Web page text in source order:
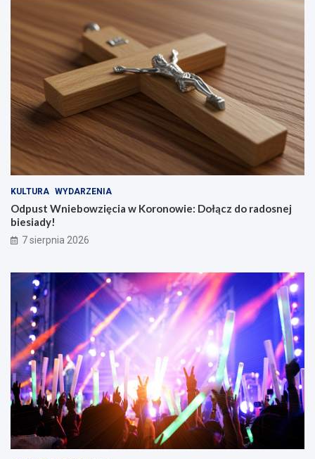
KULTURA WYDARZENIA
Odpust Wniebowzięcia w Koronowie: Dołącz do radosnej
biesiady!
7 sierpnia 2026